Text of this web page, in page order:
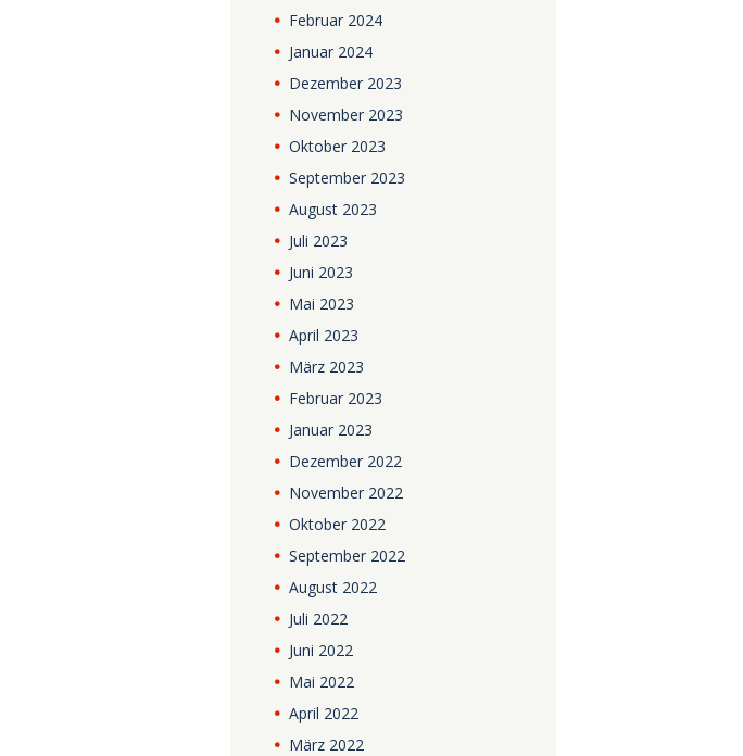
Februar 2024
Januar 2024
Dezember 2023
November 2023
Oktober 2023
September 2023
August 2023
Juli 2023
Juni 2023
Mai 2023
April 2023
März 2023
Februar 2023
Januar 2023
Dezember 2022
November 2022
Oktober 2022
September 2022
August 2022
Juli 2022
Juni 2022
Mai 2022
April 2022
März 2022